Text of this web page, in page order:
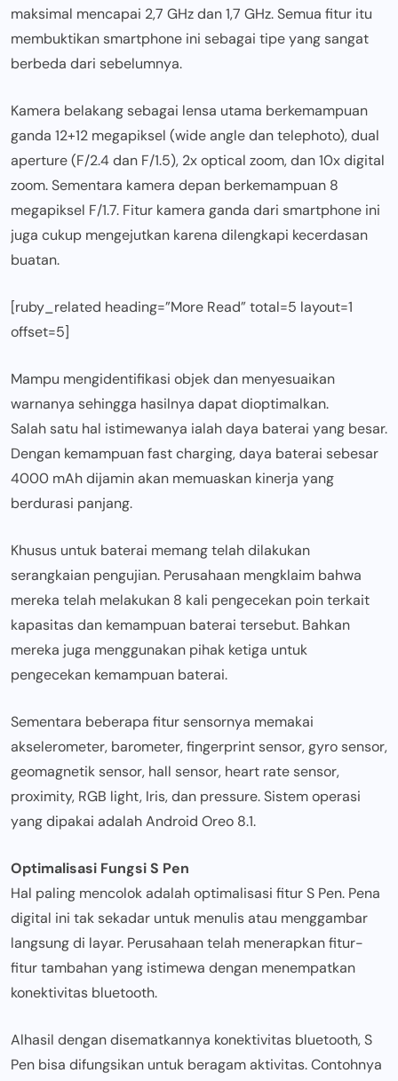
maksimal mencapai 2,7 GHz dan 1,7 GHz. Semua fitur itu
membuktikan smartphone ini sebagai tipe yang sangat
berbeda dari sebelumnya.
Kamera belakang sebagai lensa utama berkemampuan
ganda 12+12 megapiksel (wide angle dan telephoto), dual
aperture (F/2.4 dan F/1.5), 2x optical zoom, dan 10x digital
zoom. Sementara kamera depan berkemampuan 8
megapiksel F/1.7. Fitur kamera ganda dari smartphone ini
juga cukup mengejutkan karena dilengkapi kecerdasan
buatan.
[ruby_related heading=”More Read” total=5 layout=1
offset=5]
Mampu mengidentifikasi objek dan menyesuaikan
warnanya sehingga hasilnya dapat dioptimalkan.
Salah satu hal istimewanya ialah daya baterai yang besar.
Dengan kemampuan fast charging, daya baterai sebesar
4000 mAh dijamin akan memuaskan kinerja yang
berdurasi panjang.
Khusus untuk baterai memang telah dilakukan
serangkaian pengujian. Perusahaan mengklaim bahwa
mereka telah melakukan 8 kali pengecekan poin terkait
kapasitas dan kemampuan baterai tersebut. Bahkan
mereka juga menggunakan pihak ketiga untuk
pengecekan kemampuan baterai.
Sementara beberapa fitur sensornya memakai
akselerometer, barometer, fingerprint sensor, gyro sensor,
geomagnetik sensor, hall sensor, heart rate sensor,
proximity, RGB light, Iris, dan pressure. Sistem operasi
yang dipakai adalah Android Oreo 8.1.
Optimalisasi Fungsi S Pen
Hal paling mencolok adalah optimalisasi fitur S Pen. Pena
digital ini tak sekadar untuk menulis atau menggambar
langsung di layar. Perusahaan telah menerapkan fitur-
fitur tambahan yang istimewa dengan menempatkan
konektivitas bluetooth.
Alhasil dengan disematkannya konektivitas bluetooth, S
Pen bisa difungsikan untuk beragam aktivitas. Contohnya